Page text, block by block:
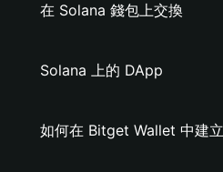
在 Solana 錢包上交換
Solana 上的 DApp
如何在 Bitget Wallet 中建立